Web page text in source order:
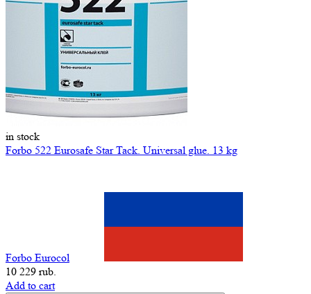
in stock
Forbo 522 Eurosafe Star Tack. Universal glue. 13 kg
Forbo Eurocol
10 229 rub.
Add to cart